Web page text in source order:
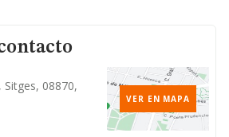
Sitges, 08870,
VER EN MAPA